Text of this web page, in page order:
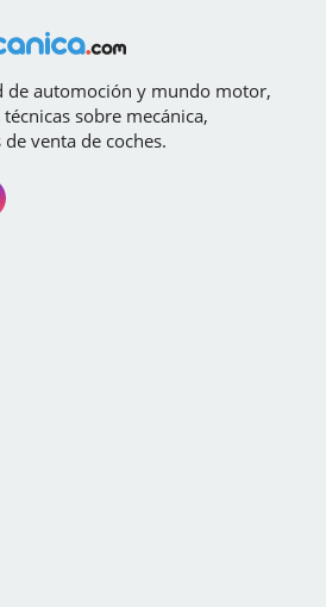
de automoción y mundo motor,
sobre mecánica,
venta de coches.